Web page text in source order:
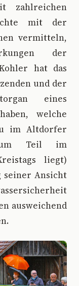
zahlreichen
mit der
vermitteln,
der
hat das
und der
eines
welche
im Altdorfer
Teil im
liegt)
seiner Ansicht
ausweichend